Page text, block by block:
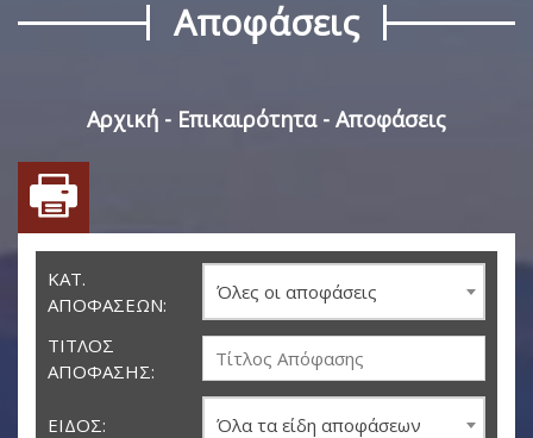
Αποφάσεις
Αρχική Επικαιρότητα Αποφάσεις
ΚΑΤ.
ΑΠΟΦΆΣΕΩΝ:
Όλες οι αποφάσεις
ΤΊΤΛΟΣ
ΑΠΌΦΑΣΗΣ:
ΕΊΔΟΣ: Όλα τα είδη αποφάσεων